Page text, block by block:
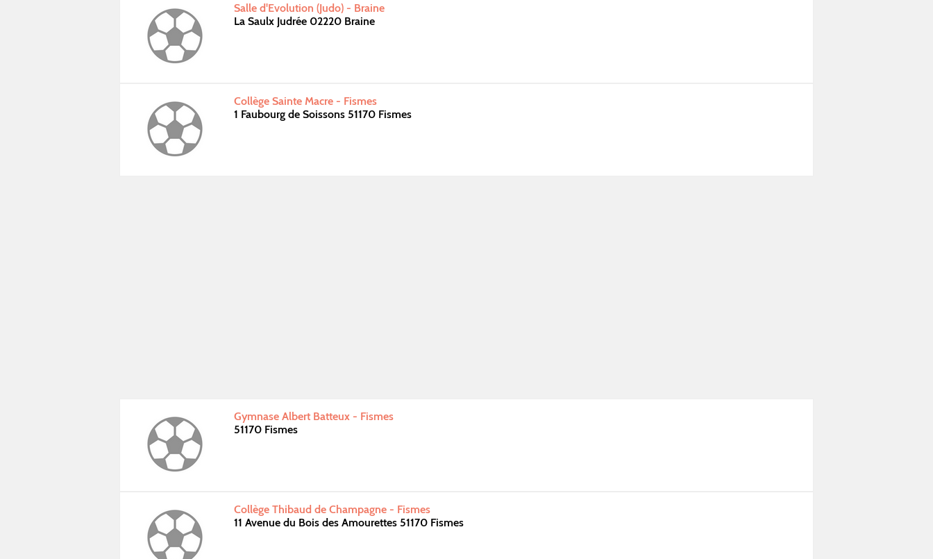
Salle d'Evolution (Judo) - Braine
La Saulx Judrée 02220 Braine
Collège Sainte Macre - Fismes
1 Faubourg de Soissons 51170 Fismes
Gymnase Albert Batteux - Fismes
51170 Fismes
Collège Thibaud de Champagne - Fismes
11 Avenue du Bois des Amourettes 51170 Fismes